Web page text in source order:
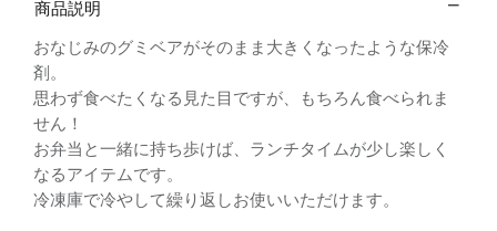
商品説明
おなじみのグミベアがそのまま大きくなったような保冷
剤。
思わず食べたくなる見た目ですが、もちろん食べられま
せん！
お弁当と一緒に持ち歩けば、ランチタイムが少し楽しく
なるアイテムです。
冷凍庫で冷やして繰り返しお使いいただけます。